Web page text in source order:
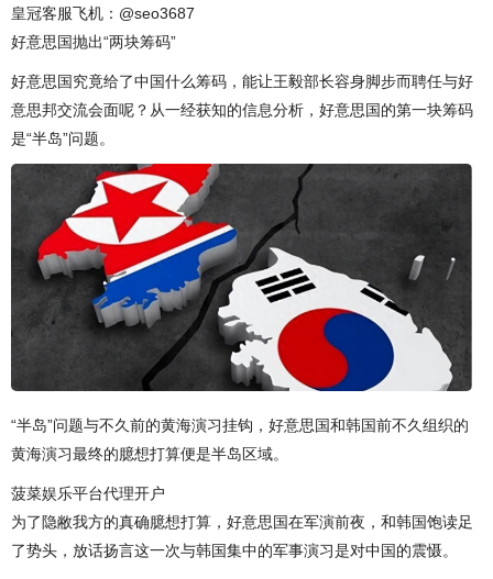
皇冠客服飞机：@seo3687
好意思国抛出“两块筹码”
好意思国究竟给了中国什么筹码，能让王毅部长容身脚步而聘任与好
意思邦交流会面呢？从一经获知的信息分析，好意思国的第一块筹码
是“半岛”问题。
“半岛”问题与不久前的黄海演习挂钩，好意思国和韩国前不久组织的
黄海演习最终的臆想打算便是半岛区域。
菠菜娱乐平台代理开户
为了隐敝我方的真确臆想打算，好意思国在军演前夜，和韩国饱读足
了势头，放话扬言这一次与韩国集中的军事演习是对中国的震慑。